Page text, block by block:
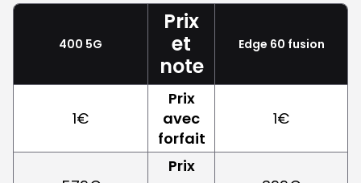
400 5G
Prix
et
note
Edge 60 fusion
1€
Prix
avec
forfait
1€
Prix